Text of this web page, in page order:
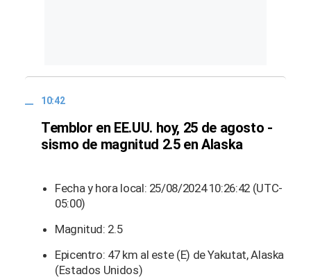
10:42
Temblor en EE.UU. hoy, 25 de agosto -
sismo de magnitud 2.5 en Alaska
Fecha y hora local: 25/08/2024 10:26:42 (UTC-
05:00)
Magnitud: 2.5
Epicentro: 47 km al este (E) de Yakutat, Alaska
(Estados Unidos)